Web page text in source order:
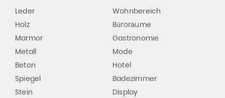
Leder
Holz
Marmor
Metall
Beton
Spiegel
Stein
Wohnbereich
Büroräume
Gastronomie
Mode
Hotel
Badezimmer
Display